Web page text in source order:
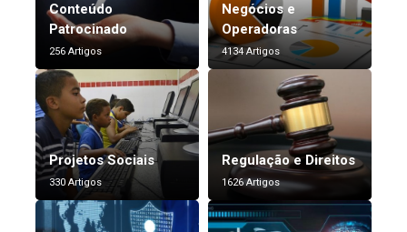
Conteúdo
Patrocinado
256 Artigos
Negócios e
Operadoras
4134 Artigos
Projetos Sociais
330 Artigos
Regulação e Direitos
1626 Artigos